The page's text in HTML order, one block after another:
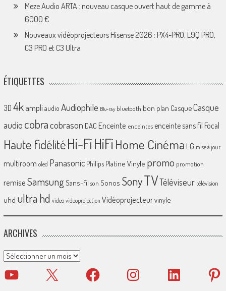
Meze Audio ARTA : nouveau casque ouvert haut de gamme à
6000 €
Nouveaux vidéoprojecteurs Hisense 2026 : PX4-PRO, L9Q PRO,
C3 PRO et C3 Ultra
ÉTIQUETTES
3D 4k ampliaudio Audiophile Blu-ray bluetooth bon plan CasqueCasque
audio cobracobrason DAC Enceinte enceintes enceinte sans fil Focal
Haute fidélitéHi-FiHiFiHome Cinéma LG mise à jour
multiroom oled Panasonic Philips Platine Vinyle promo promotion
remiseSamsungSans-fil son Sonos SonyTVTéléviseur télévision
uhd ultra hd video videoprojection Vidéoprojecteurvinyle
ARCHIVES
Archives
YouTube X Facebook Instagram LinkedIn